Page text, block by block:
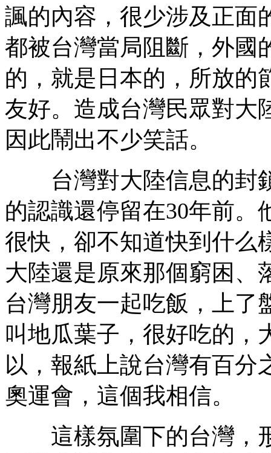
諷的內容，很少涉及正面
都被台灣當局阻斷，外
的，就是日本的，所放的
友好。造成台灣民眾對大
因此鬧出不少笑話。
台灣對大陸信息的封
的認識還停留在30年前。
很快，卻不知道快到什么
大陸還是原來那個窮困、
台灣朋友一起吃飯，上了
叫地瓜葉子，很好吃的，
以，報紙上說台灣有百分
奧運會，這個我相信。
這樣氛圍下的台灣，